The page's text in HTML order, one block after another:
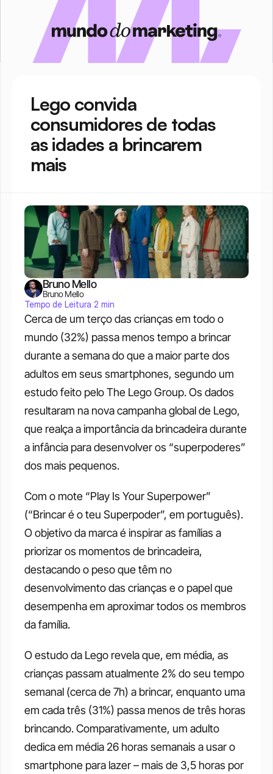
Lego convida
consumidores de todas
as idades a brincarem
mais
Cerca de um terço das crianças em todo o
mundo (32%) passa menos tempo a brincar
durante a semana do que a maior parte dos
adultos em seus smartphones, segundo um
estudo feito pelo The Lego Group. Os dados
resultaram na nova campanha global de Lego,
que realça a importância da brincadeira durante
a infância para desenvolver os “superpoderes”
dos mais pequenos.
Com o mote “Play Is Your Superpower”
(“Brincar é o teu Superpoder”, em português).
O objetivo da marca é inspirar as famílias a
priorizar os momentos de brincadeira,
destacando o peso que têm no
desenvolvimento das crianças e o papel que
desempenha em aproximar todos os membros
da família.
O estudo da Lego revela que, em média, as
crianças passam atualmente 2% do seu tempo
semanal (cerca de 7h) a brincar, enquanto uma
em cada três (31%) passa menos de três horas
brincando. Comparativamente, um adulto
dedica em média 26 horas semanais a usar o
smartphone para lazer – mais de 3,5 horas por
Bruno Mello
Bruno Mello
Tempo de Leitura 2 min